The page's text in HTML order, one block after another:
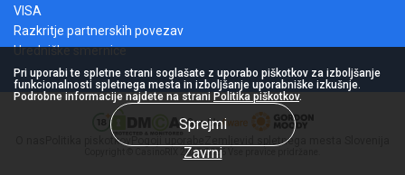
VISA
Razkritje partnerskih povezav
Uredniške smernice
Politika piskotkov Zemljevid spletnega mesta Slovenija
Copyright © CasinoRIX 2023-2026 Vse pravice pridržane.
Pri uporabi te spletne strani soglašate z uporabo piškotkov za izboljšanje
funkcionalnosti spletnega mesta in izboljšanje uporabniške izkušnje.
Podrobne informacije najdete na strani Politika piškotkov.
Sprejmi
Zavrni